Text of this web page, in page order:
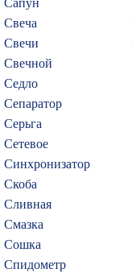
Сапун
Свеча
Свечи
Свечной
Седло
Сепаратор
Серьга
Сетевое
Синхронизатор
Скоба
Сливная
Смазка
Сошка
Спидометр